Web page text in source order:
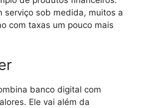
serviço sob medida, muitos a
com taxas um pouco mais
banco digital com
Ele vai além da